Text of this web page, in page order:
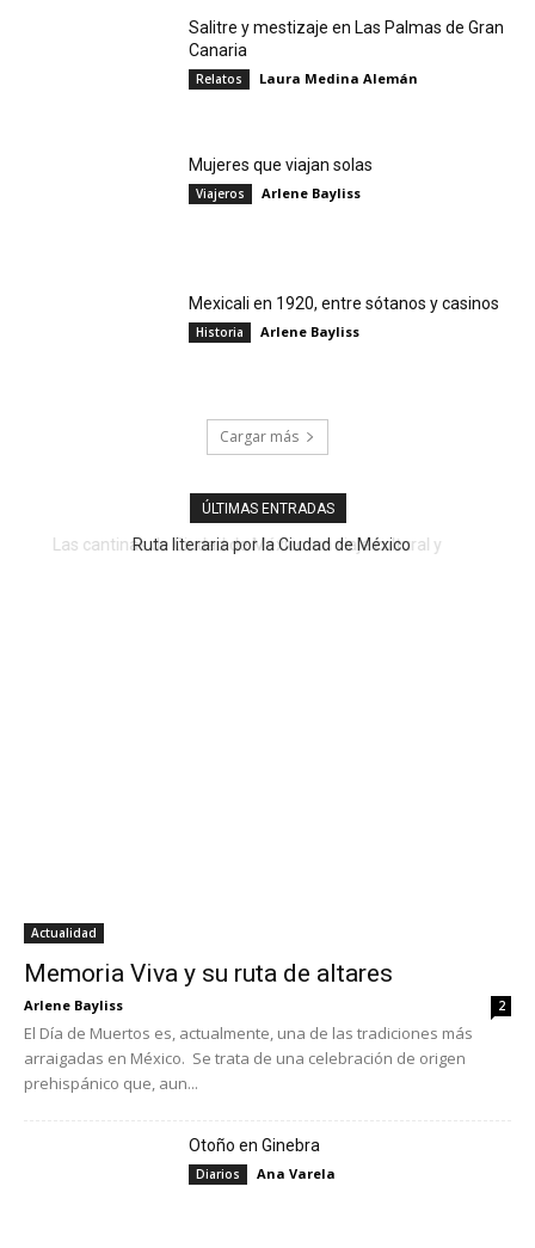
Salitre y mestizaje en Las Palmas de Gran
Canaria
Relatos Laura Medina Alemán
Mujeres que viajan solas
Viajeros Arlene Bayliss
Mexicali en 1920, entre sótanos y casinos
Historia Arlene Bayliss
Cargar más
ÚLTIMAS ENTRADAS
Ruta literaria por la Ciudad de México
Actualidad
Memoria Viva y su ruta de altares
Arlene Bayliss 2
El Día de Muertos es, actualmente, una de las tradiciones más
arraigadas en México. Se trata de una celebración de origen
prehispánico que, aun...
Otoño en Ginebra
Diarios Ana Varela